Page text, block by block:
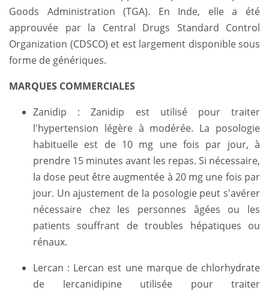
Goods Administration (TGA). En Inde, elle a été
approuvée par la Central Drugs Standard Control
Organization (CDSCO) et est largement disponible sous
forme de génériques.
MARQUES COMMERCIALES
Zanidip : Zanidip est utilisé pour traiter
l'hypertension légère à modérée. La posologie
habituelle est de 10 mg une fois par jour, à
prendre 15 minutes avant les repas. Si nécessaire,
la dose peut être augmentée à 20 mg une fois par
jour. Un ajustement de la posologie peut s'avérer
nécessaire chez les personnes âgées ou les
patients souffrant de troubles hépatiques ou
rénaux.
Lercan : Lercan est une marque de chlorhydrate
de lercanidipine utilisée pour traiter